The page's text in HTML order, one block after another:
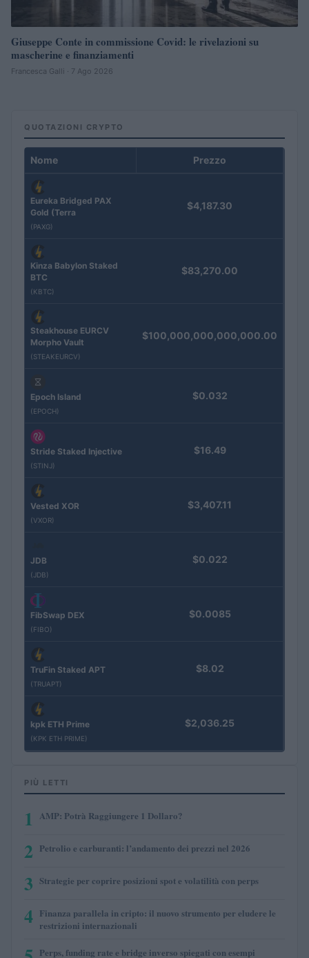
Giuseppe Conte in commissione Covid: le rivelazioni su
mascherine e finanziamenti
Francesca Galli · 7 Ago 2026
QUOTAZIONI CRYPTO
Nome Prezzo
Eureka Bridged PAX
Gold (Terra
(PAXG)
$4,187.30
Kinza Babylon Staked
BTC
(KBTC)
$83,270.00
Steakhouse EURCV
Morpho Vault
(STEAKEURCV)
$100,000,000,000,000.00
Epoch Island
(EPOCH)
$0.032
Stride Staked Injective
(STINJ)
$16.49
Vested XOR
(VXOR)
$3,407.11
JDB
(JDB)
$0.022
FibSwap DEX
(FIBO)
$0.0085
TruFin Staked APT
(TRUAPT)
$8.02
kpk ETH Prime
(KPK ETH PRIME)
$2,036.25
PIÙ LETTI
1 AMP: Potrà Raggiungere 1 Dollaro?
2 Petrolio e carburanti: l’andamento dei prezzi nel 2026
3 Strategie per coprire posizioni spot e volatilità con perps
4 Finanza parallela in cripto: il nuovo strumento per eludere le
restrizioni internazionali
Perps, funding rate e bridge inverso spiegati con esempi